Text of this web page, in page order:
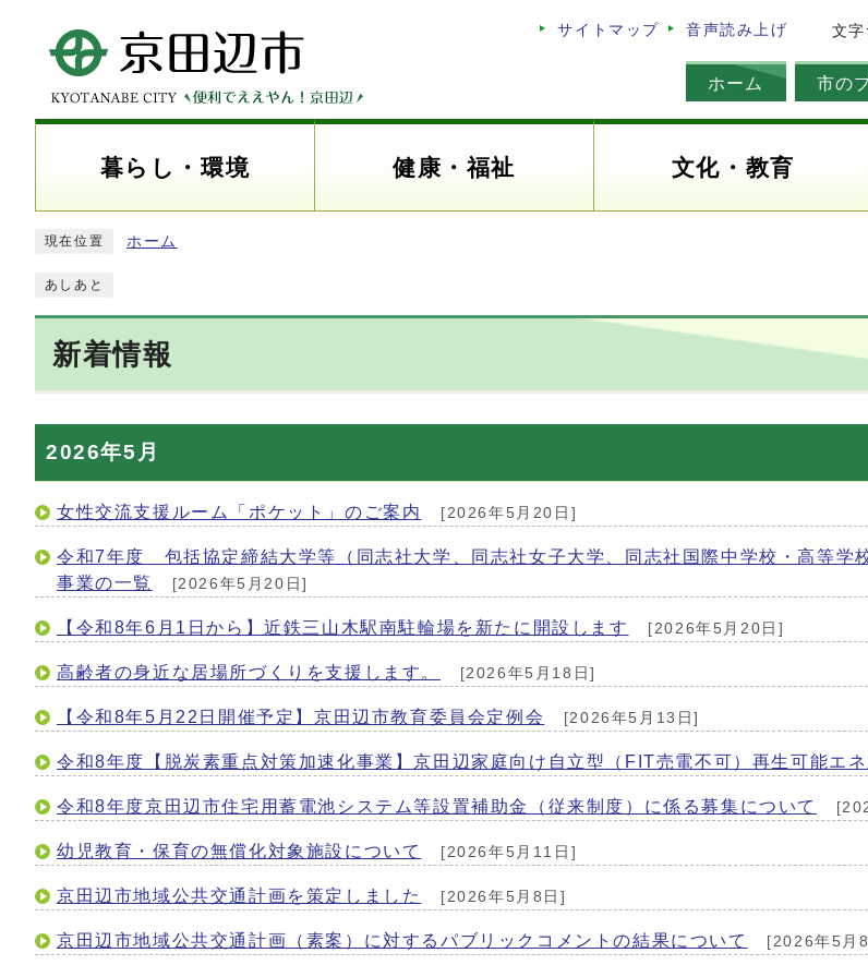
サイトマップ 音声読み上げ 文
ホーム 市の
暮らし・環境 健康・福祉 文化・教育
現在位置 ホーム
あしあと
新着情報
2026年5月
女性交流支援ルーム「ポケット」のご案内 [2026年5月20日]
令和7年度 包括協定締結大学等（同志社大学、同志社女子大学、同志社国際中学校・高等学
事業の一覧
[2026年5月20日]
【令和8年6月1日から】近鉄三山木駅南駐輪場を新たに開設します [2026年5月20日]
高齢者の身近な居場所づくりを支援します。 [2026年5月18日]
【令和8年5月22日開催予定】京田辺市教育委員会定例会 [2026年5月13日]
令和8年度【脱炭素重点対策加速化事業】京田辺家庭向け自立型（FIT売電不可）再生可能エ
令和8年度京田辺市住宅用蓄電池システム等設置補助金（従来制度）に係る募集について
幼児教育・保育の無償化対象施設について [2026年5月11日]
京田辺市地域公共交通計画を策定しました [2026年5月8日]
京田辺市地域公共交通計画（素案）に対するパブリックコメントの結果について [2026年5月